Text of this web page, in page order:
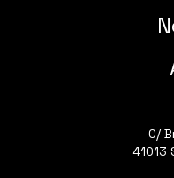
C/
41013